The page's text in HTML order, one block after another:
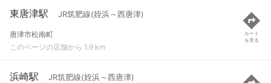
東唐津駅 JR筑肥線(姪浜～西唐津)
唐津市松南町
このページの店舗から 1.9 km
ルート
を見る
浜崎駅 JR筑肥線(姪浜～西唐津)